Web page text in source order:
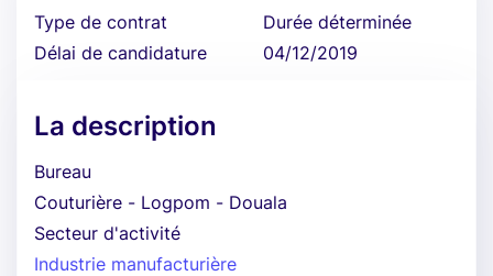
Type de contrat
Durée déterminée
Délai de candidature
04/12/2019
La description
Bureau
Couturière - Logpom - Douala
Secteur d'activité
Industrie manufacturière